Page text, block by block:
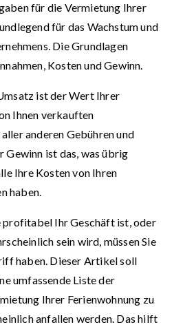
für die Vermietung Ihrer
für das Wachstum und
Die Grundlagen
Kosten und Gewinn.
ist der Wert Ihrer
Ihnen verkauften
anderen Gebühren und
Gewinn ist das, was übrig
Ihre Kosten von Ihren
haben.
profitabel Ihr Geschäft ist, oder
sein wird, müssen Sie
haben. Dieser Artikel soll
umfassende Liste der
Ihrer Ferienwohnung zu
anfallen werden. Das hilft